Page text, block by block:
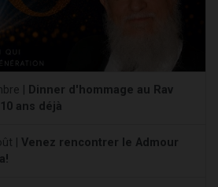
|
Dinner d'hommage au Rav
ans déjà
| Venez rencontrer le Admour